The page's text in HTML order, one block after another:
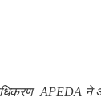
APEDA